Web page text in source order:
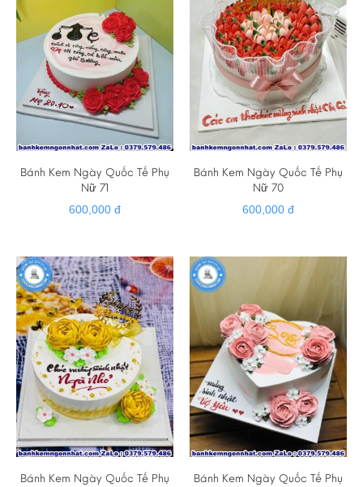
Bánh Kem Ngày Quốc Tế Phụ
Nữ 71
600,000 đ
Bánh Kem Ngày Quốc Tế Phụ
Nữ 70
600,000 đ
Bánh Kem Ngày Quốc Tế Phụ
Bánh Kem Ngày Quốc Tế Phụ